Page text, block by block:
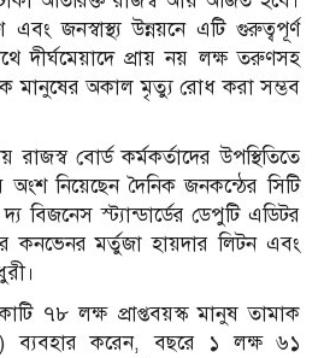
জনস্বাস্থ্য উন্নয়নে এটি গুরুত্বপূর্ণ
দীর্ঘমেয়াদে প্রায় নয় লক্ষ তরুণসহ
মানুষের অকাল মৃত্যু রোধ করা সম্ভব
বোর্ড কর্মকর্তাদের উপস্থিতিতে
অংশ নিয়েছেন দৈনিক জনকন্ঠের সিটি
দ্য বিজনেস স্ট্যান্ডার্ডের ডেপুটি এডিটর
কনভেনর মর্তুজা হায়দার লিটন এবং
৭৮ লক্ষ প্রাপ্তবয়স্ক মানুষ তামাক
ব্যবহার করেন, বছরে ১ লক্ষ ৬১